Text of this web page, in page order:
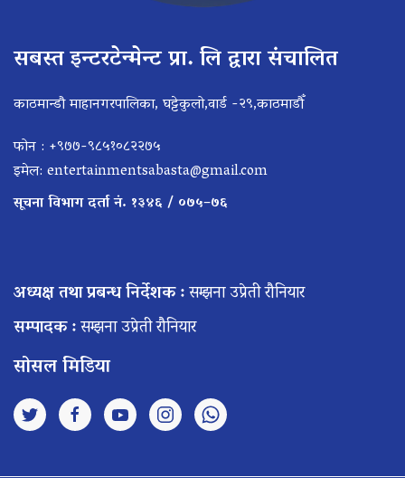
सबस्त इन्टरटेन्मेन्ट प्रा. लि द्वारा संचालित
काठमान्डौ माहानगरपालिका, घट्टेकुलो,वार्ड -२९,काठमाडौँ
फोन : +९७७-९८५१०८२२७५
इमेल: entertainmentsabasta@gmail.com
सूचना विभाग दर्ता नं. १३४६ / ०७५–७६
अध्यक्ष तथा प्रबन्ध निर्देशक :सम्झना उप्रेती रौनियार
सम्पादक :सम्झना उप्रेती रौनियार
सोसल मिडिया